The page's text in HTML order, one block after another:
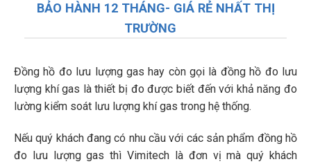
BẢO HÀNH 12 THÁNG- GIÁ RẺ NHẤT THỊ
TRƯỜNG
Đồng hồ đo lưu lượng gas hay còn gọi là đồng hồ đo lưu
lượng khí gas là thiết bị đo được biết đến với khả năng đo
lường kiểm soát lưu lượng khí gas trong hệ thống.
Nếu quý khách đang có nhu cầu với các sản phẩm đồng hồ
đo lưu lượng gas thì Vimitech là đơn vị mà quý khách